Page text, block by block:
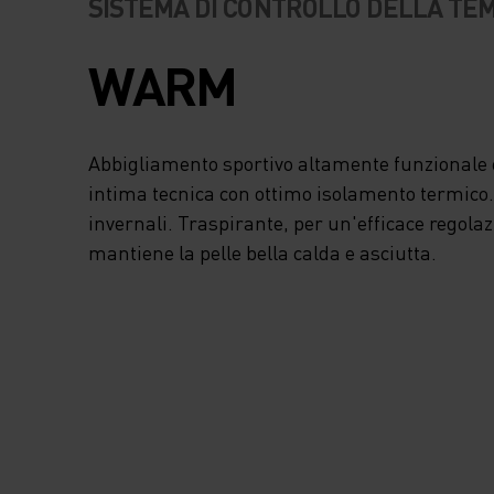
L'ALLENAMENTO
QUANDO LA
TEMPERATURA
TESSUTO
MUOVERSI CON LA
SISTEMA DI CONTROLLO DELLA
WARM
Abbigliamento sportivo altamente funzionale
intima tecnica con ottimo isolamento
invernali. Traspirante, per un'efficace
mantiene la pelle bella calda e asciutta.